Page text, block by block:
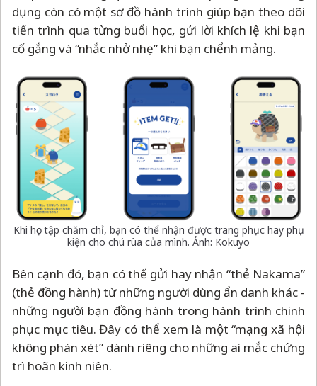
dụng còn có một sơ đồ hành trình giúp bạn theo dõi
tiến trình qua từng buổi học, gửi lời khích lệ khi bạn
cố gắng và “nhắc nhở nhẹ” khi bạn chểnh mảng.
Khi học tập chăm chỉ, bạn có thể nhận được trang phục hay phụ
kiện cho chú rùa của mình. Ảnh: Kokuyo
Bên cạnh đó, bạn có thể gửi hay nhận “thẻ Nakama”
(thẻ đồng hành) từ những người dùng ẩn danh khác -
những người bạn đồng hành trong hành trình chinh
phục mục tiêu. Đây có thể xem là một “mạng xã hội
không phán xét” dành riêng cho những ai mắc chứng
trì hoãn kinh niên.